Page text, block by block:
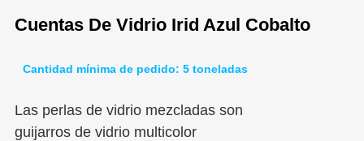
Cuentas De Vidrio Irid Azul Cobalto
Cantidad mínima de pedido: 5 toneladas
Las perlas de vidrio mezcladas son
guijarros de vidrio multicolor